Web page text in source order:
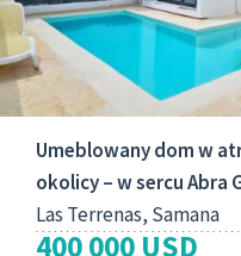
Umeblowany dom w
okolicy – w sercu Abra
Las Terrenas, Samana
400 000 USD